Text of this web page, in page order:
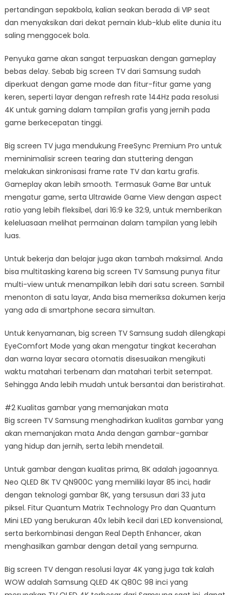
pertandingan sepakbola, kalian seakan berada di VIP seat
dan menyaksikan dari dekat pemain klub-klub elite dunia itu
saling menggocek bola.
Penyuka game akan sangat terpuaskan dengan gameplay
bebas delay. Sebab big screen TV dari Samsung sudah
diperkuat dengan game mode dan fitur-fitur game yang
keren, seperti layar dengan refresh rate 144Hz pada resolusi
4K untuk gaming dalam tampilan grafis yang jernih pada
game berkecepatan tinggi.
Big screen TV juga mendukung FreeSync Premium Pro untuk
meminimalisir screen tearing dan stuttering dengan
melakukan sinkronisasi frame rate TV dan kartu grafis.
Gameplay akan lebih smooth. Termasuk Game Bar untuk
mengatur game, serta Ultrawide Game View dengan aspect
ratio yang lebih fleksibel, dari 16:9 ke 32:9, untuk memberikan
keleluasaan melihat permainan dalam tampilan yang lebih
luas.
Untuk bekerja dan belajar juga akan tambah maksimal. Anda
bisa multitasking karena big screen TV Samsung punya fitur
multi-view untuk menampilkan lebih dari satu screen. Sambil
menonton di satu layar, Anda bisa memeriksa dokumen kerja
yang ada di smartphone secara simultan.
Untuk kenyamanan, big screen TV Samsung sudah dilengkapi
EyeComfort Mode yang akan mengatur tingkat kecerahan
dan warna layar secara otomatis disesuaikan mengikuti
waktu matahari terbenam dan matahari terbit setempat.
Sehingga Anda lebih mudah untuk bersantai dan beristirahat.
#2 Kualitas gambar yang memanjakan mata
Big screen TV Samsung menghadirkan kualitas gambar yang
akan memanjakan mata Anda dengan gambar-gambar
yang hidup dan jernih, serta lebih mendetail.
Untuk gambar dengan kualitas prima, 8K adalah jagoannya.
Neo QLED 8K TV QN900C yang memiliki layar 85 inci, hadir
dengan teknologi gambar 8K, yang tersusun dari 33 juta
piksel. Fitur Quantum Matrix Technology Pro dan Quantum
Mini LED yang berukuran 40x lebih kecil dari LED konvensional,
serta berkombinasi dengan Real Depth Enhancer, akan
menghasilkan gambar dengan detail yang sempurna.
Big screen TV dengan resolusi layar 4K yang juga tak kalah
WOW adalah Samsung QLED 4K Q80C 98 inci yang